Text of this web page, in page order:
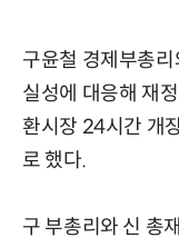
구윤철 경제부총
실성에 대응해 재
환시장 24시간 개
로 했다.
구 부총리와 신 총